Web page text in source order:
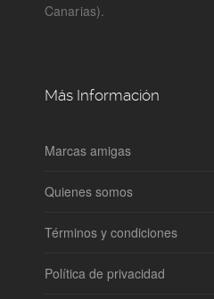
Canarias).
Más Información
Marcas amigas
Quienes somos
Términos y condiciones
Política de privacidad